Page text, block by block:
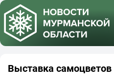
Выставка самоцветов